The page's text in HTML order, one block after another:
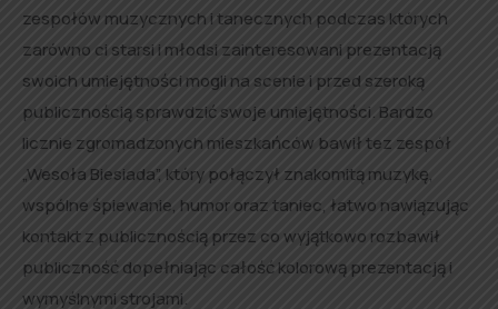
zespołów muzycznych i tanecznych podczas których
zarówno ci starsi i młodsi zainteresowani prezentacją
swoich umiejętności mogli na scenie i przed szeroką
publicznością sprawdzić swoje umiejętności. Bardzo
licznie zgromadzonych mieszkańców bawił tez zespół
„Wesoła Biesiada”, który połączył znakomitą muzykę,
wspólne śpiewanie, humor oraz taniec, łatwo nawiązując
kontakt z publicznością przez co wyjątkowo rozbawił
publiczność dopełniając całość kolorową prezentacją i
wymyślnymi strojami.